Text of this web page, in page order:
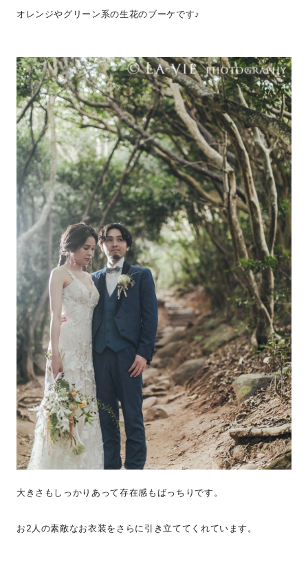
オレンジやグリーン系の生花のブーケです♪
大きさもしっかりあって存在感もばっちりです。
お2人の素敵なお衣装をさらに引き立ててくれています。